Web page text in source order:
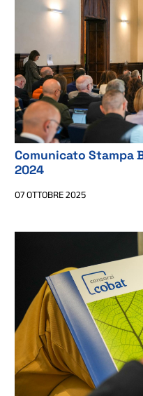
Comunicato Stampa
2024
07 OTTOBRE 2025